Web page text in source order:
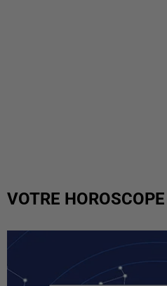
VOTRE HOROSCOPE